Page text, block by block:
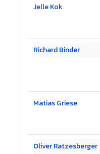
Jelle Kok
Richard Binder
Matias Griese
Oliver Ratzesberger